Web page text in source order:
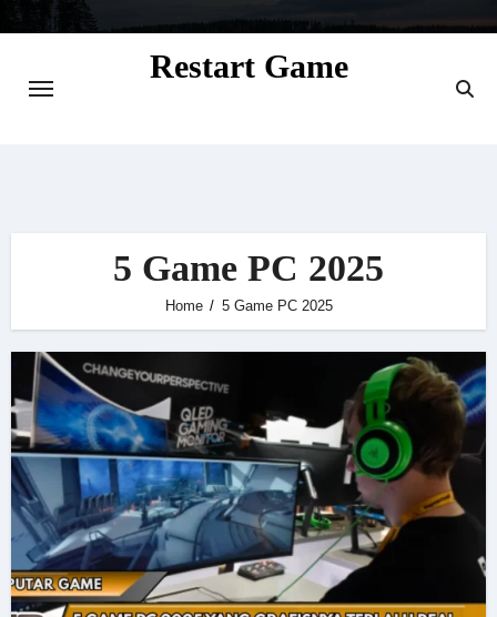
Restart Game
5 Game PC 2025
Home 5 Game PC 2025